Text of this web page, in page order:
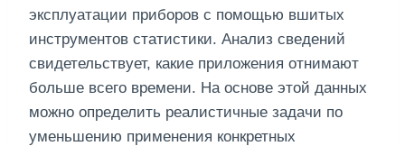
эксплуатации приборов с помощью вшитых
инструментов статистики. Анализ сведений
свидетельствует, какие приложения отнимают
больше всего времени. На основе этой данных
можно определить реалистичные задачи по
уменьшению применения конкретных